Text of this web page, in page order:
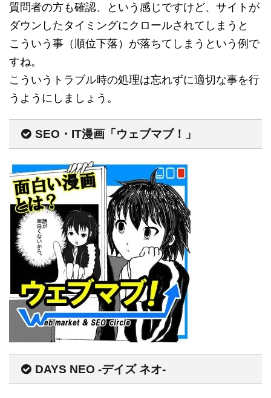
質問者の方も確認、という感じですけど、サイトが
ダウンしたタイミングにクロールされてしまうと
こういう事（順位下落）が落ちてしまうという例で
すね。
こういうトラブル時の処理は忘れずに適切な事を行
うようにしましょう。
SEO・IT漫画「ウェブマブ！」
DAYS NEO -デイズ ネオ-